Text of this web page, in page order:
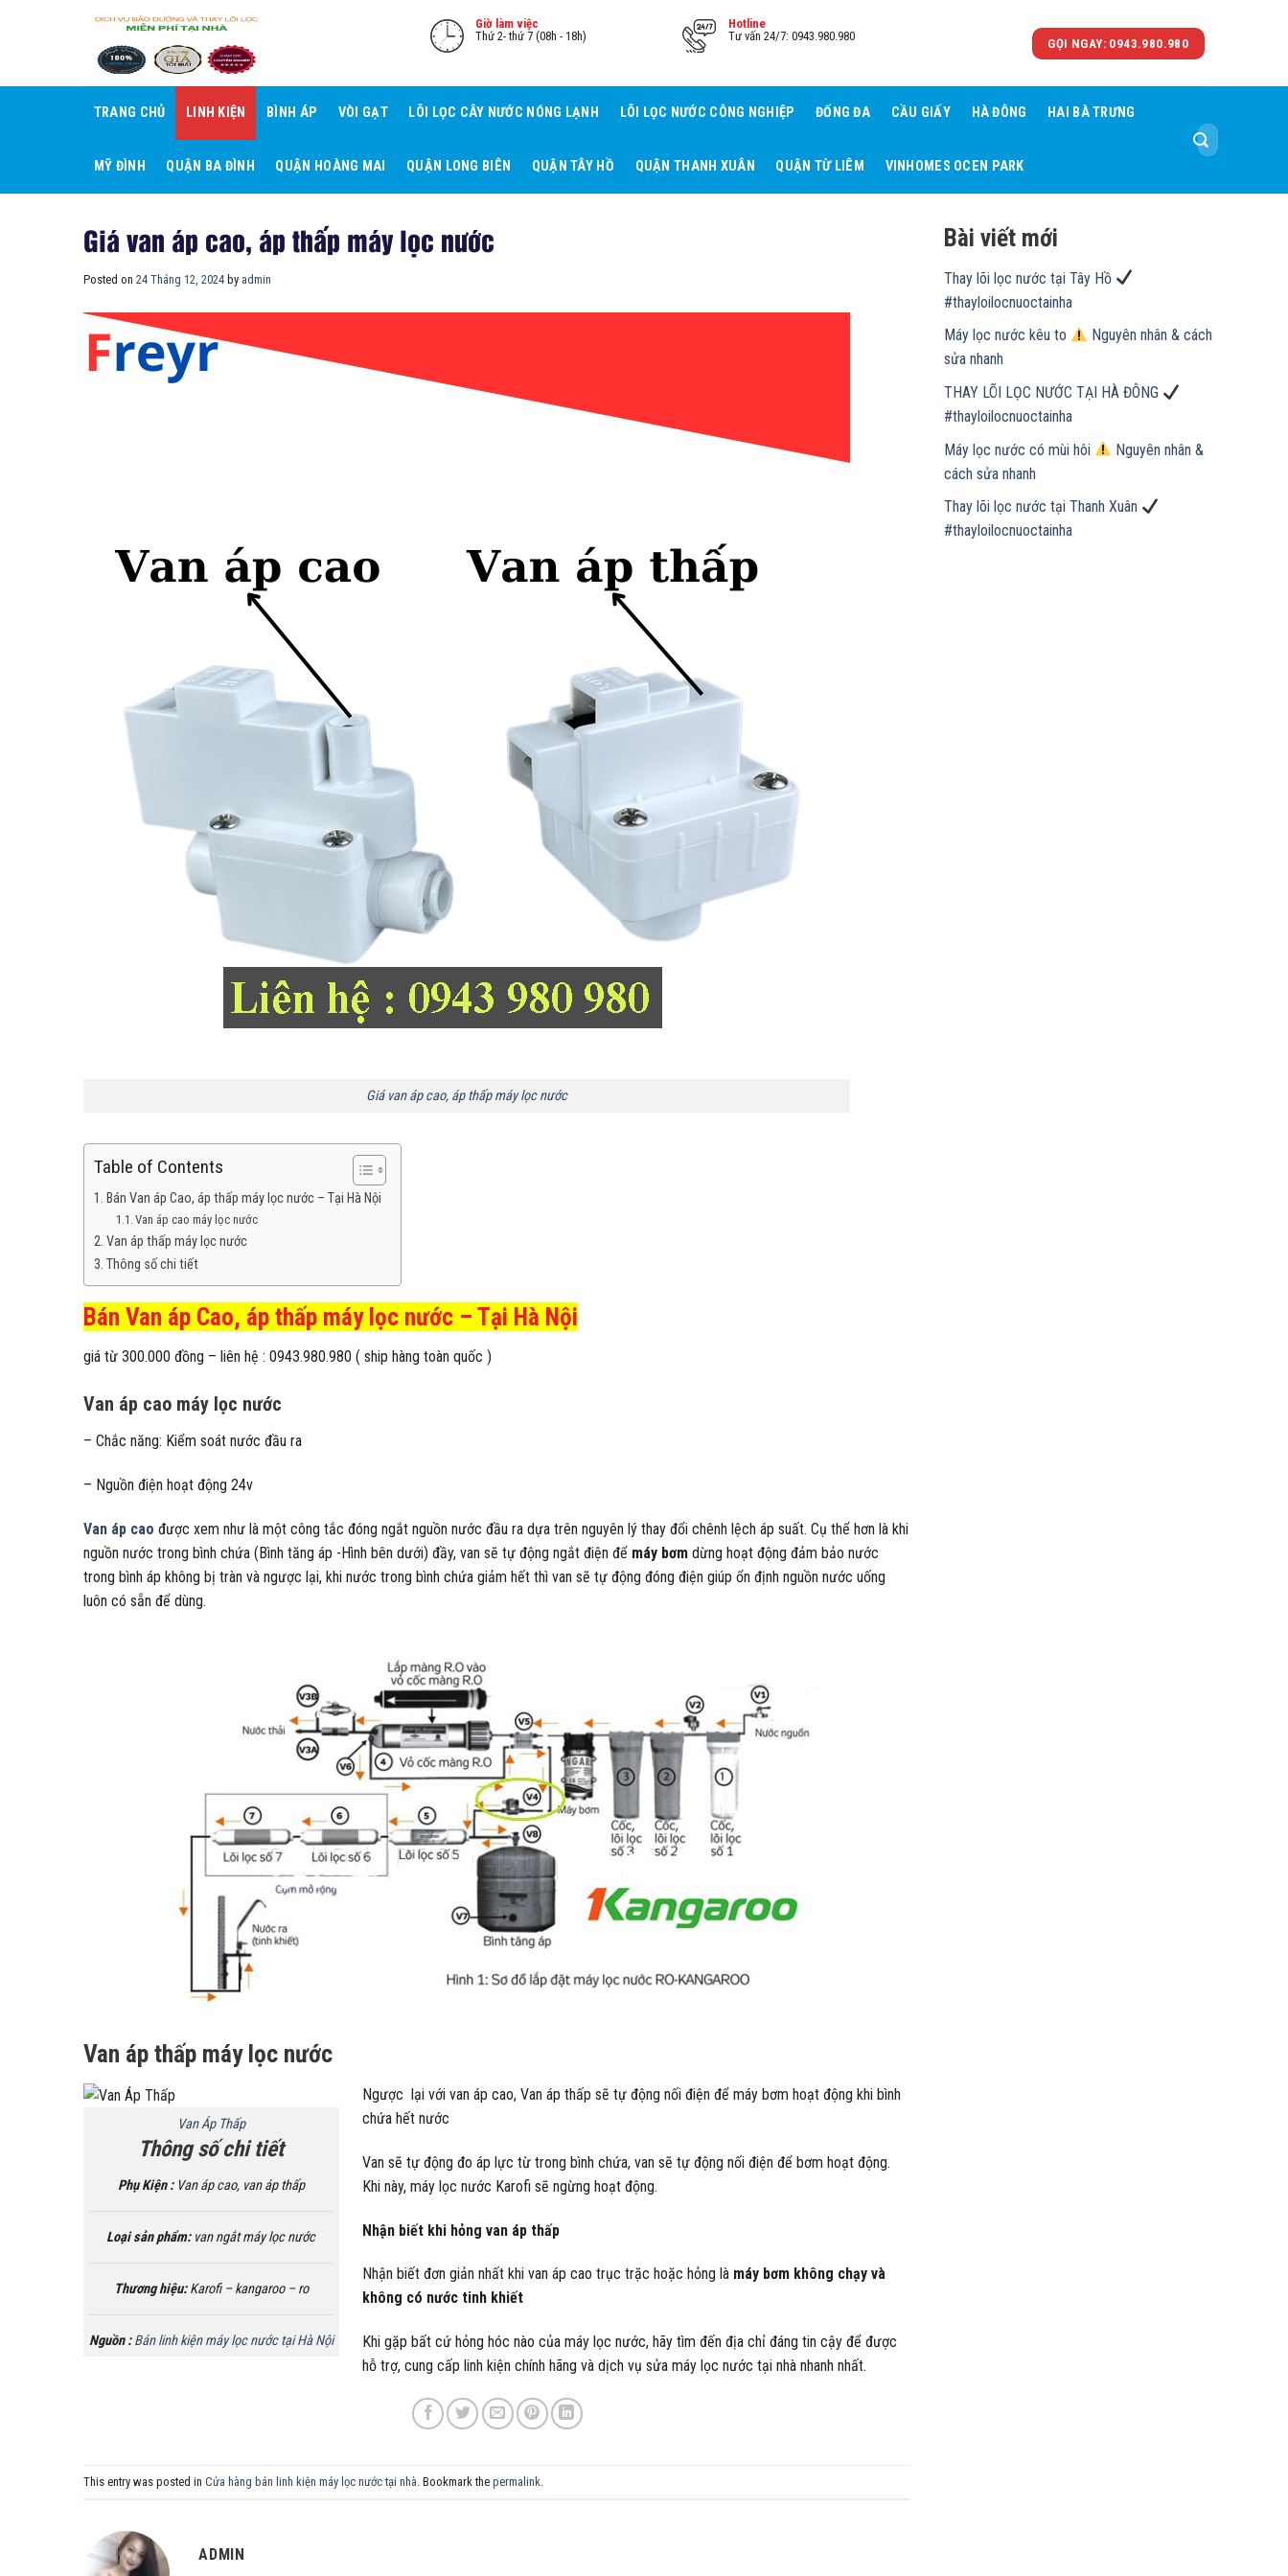
Giờ làm việc
Thứ 2- thứ 7 (08h - 18h)
Hotline
Tư vấn 24/7: 0943.980.980
GỌI NGAY: 0943.980.980
TRANG CHỦ LINH KIỆN BÌNH ÁP VÒI GẠT LÕI LỌC CÂY NƯỚC NÓNG LẠNH LÕI LỌC NƯỚC CÔNG NGHIỆP ĐỐNG ĐA CẦU GIẤY HÀ ĐÔNG HAI BÀ TRƯNG
MỸ ĐÌNH QUẬN BA ĐÌNH QUẬN HOÀNG MAI QUẬN LONG BIÊN QUẬN TÂY HỒ QUẬN THANH XUÂN QUẬN TỪ LIÊM VINHOMES OCEN PARK
Tìm
kiếm:
Giá van áp cao, áp thấp máy lọc nước
Posted on 24 Tháng 12, 2024 by admin
Giá van áp cao, áp thấp máy lọc nước
Table of Contents
Bán Van áp Cao, áp thấp máy lọc nước – Tại Hà Nội
Van áp cao máy lọc nước
Van áp thấp máy lọc nước
Thông số chi tiết
Bán Van áp Cao, áp thấp máy lọc nước – Tại Hà Nội
giá từ 300.000 đồng – liên hệ : 0943.980.980 ( ship hàng toàn quốc )
Van áp cao máy lọc nước
– Chắc năng: Kiểm soát nước đầu ra
– Nguồn điện hoạt động 24v
Van áp cao được xem như là một công tắc đóng ngắt nguồn nước đầu ra dựa trên nguyên lý thay đổi chênh lệch áp suất. Cụ thể hơn là khi
nguồn nước trong bình chứa (Bình tăng áp -Hình bên dưới) đầy, van sẽ tự động ngắt điện để máy bơm dừng hoạt động đảm bảo nước
trong bình áp không bị tràn và ngược lại, khi nước trong bình chứa giảm hết thì van sẽ tự động đóng điện giúp ổn định nguồn nước uống
luôn có sẵn để dùng.
Van áp thấp máy lọc nước
Van Áp Thấp
Thông số chi tiết
Phụ Kiện :Van áp cao, van áp thấp
Loại sản phẩm:van ngắt máy lọc nước
Thương hiệu:Karofi – kangaroo – ro
Nguồn : Bán linh kiện máy lọc nước tại Hà Nội
Ngược lại với van áp cao, Van áp thấp sẽ tự động nối điện để máy bơm hoạt động khi bình
chứa hết nước
Van sẽ tự động đo áp lực từ trong bình chứa, van sẽ tự động nối điện để bơm hoạt động.
Khi này, máy lọc nước Karofi sẽ ngừng hoạt động.
Nhận biết khi hỏng van áp thấp
Nhận biết đơn giản nhất khi van áp cao trục trặc hoặc hỏng là máy bơm không chạy và
không có nước tinh khiết
Khi gặp bất cứ hỏng hóc nào của máy lọc nước, hãy tìm đến địa chỉ đáng tin cậy để được
hỗ trợ, cung cấp linh kiện chính hãng và dịch vụ sửa máy lọc nước tại nhà nhanh nhất.
This entry was posted in Cửa hàng bán linh kiện máy lọc nước tại nhà . Bookmark the permalink
ADMIN
Bài viết mới
Thay lõi lọc nước tại Tây Hồ
#thayloilocnuoctainha
Máy lọc nước kêu to
Nguyên nhân & cách
sửa nhanh
THAY LÕI LỌC NƯỚC TẠI HÀ ĐÔNG
#thayloilocnuoctainha
Máy lọc nước có mùi hôi
Nguyên nhân &
cách sửa nhanh
Thay lõi lọc nước tại Thanh Xuân
#thayloilocnuoctainha